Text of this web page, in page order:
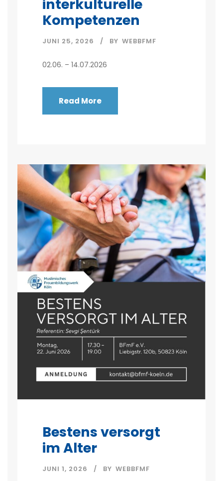
interkulturelle
Kompetenzen
JUNI 25, 2026 BY WEBBFMF
02.06. – 14.07.2026
Read More
Bestens versorgt
im Alter
JUNI 1, 2026 BY WEBBFMF